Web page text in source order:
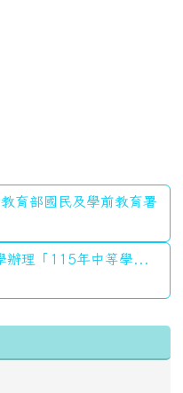
育部國民及學前教育署
理「115年中等學...